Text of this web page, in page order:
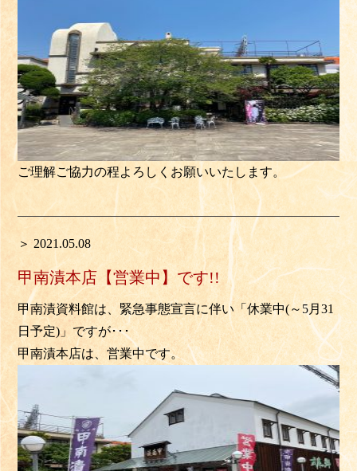
ご理解ご協力の程よろしくお願いいたします。
＞ 2021.05.08
甲南漬本店【営業中】です!!
甲南漬資料館は、緊急事態宣言に伴い「休業中(～5月31
日予定)」ですが･･･
甲南漬本店は、営業中です。